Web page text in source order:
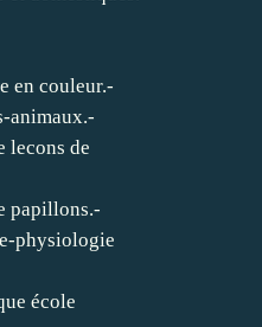
en couleur.-
animaux.-
lecons de
papillons.-
physiologie
école